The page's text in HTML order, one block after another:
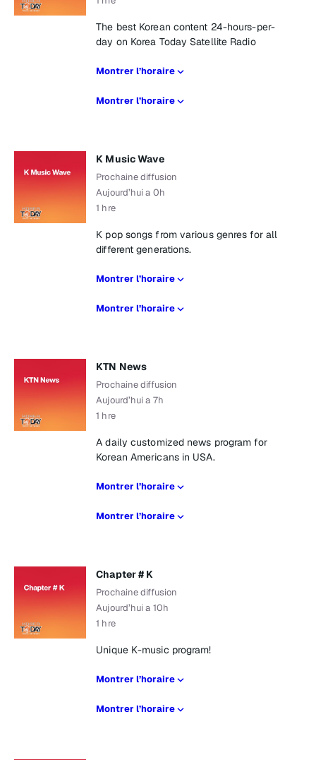
The best Korean content 24-hours-per-
day on Korea Today Satellite Radio
Montrer l’horaire
Montrer l’horaire
K Music Wave
Prochaine diffusion
Aujourd’hui a 0h
1 hre
K pop songs from various genres for all
different generations.
Montrer l’horaire
Montrer l’horaire
KTN News
Prochaine diffusion
Aujourd’hui a 7h
1 hre
A daily customized news program for
Korean Americans in USA.
Montrer l’horaire
Montrer l’horaire
Chapter # K
Prochaine diffusion
Aujourd’hui a 10h
1 hre
Unique K-music program!
Montrer l’horaire
Montrer l’horaire